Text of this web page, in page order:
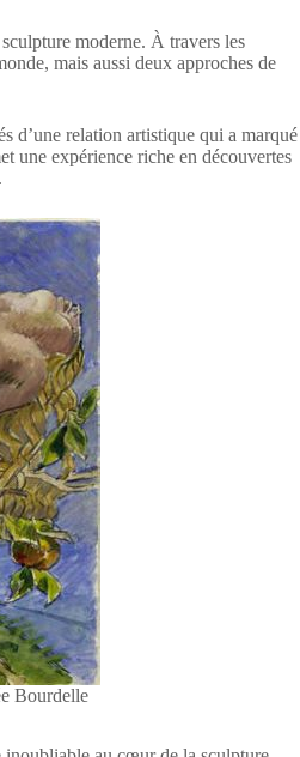
moderne. À travers les
mais aussi deux approches de
d’une relation artistique qui a marqué
une expérience riche en découvertes
Bourdelle